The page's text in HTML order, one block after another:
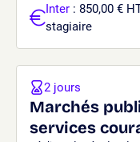
Inter : 850,00 €
stagiaire
Marchés
services
2 jours